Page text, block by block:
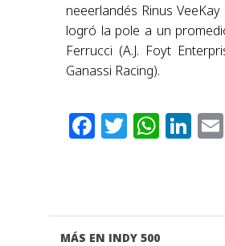
neeerlandés Rinus
logró la pole a un
Ferrucci (A.J. Foyt
Ganassi Racing).
Facebook
Twitter
MÁS EN INDY 500